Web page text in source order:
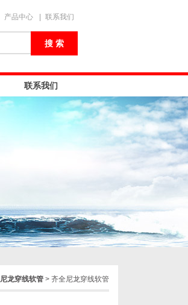
产品中心 联系我们
联系我们
尼龙穿线软管> 齐全尼龙穿线软管